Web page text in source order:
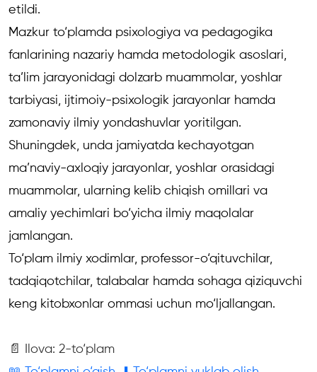
etildi.
Mazkur to‘plamda psixologiya va pedagogika
fanlarining nazariy hamda metodologik asoslari,
ta’lim jarayonidagi dolzarb muammolar, yoshlar
tarbiyasi, ijtimoiy-psixologik jarayonlar hamda
zamonaviy ilmiy yondashuvlar yoritilgan.
Shuningdek, unda jamiyatda kechayotgan
ma’naviy-axloqiy jarayonlar, yoshlar orasidagi
muammolar, ularning kelib chiqish omillari va
amaliy yechimlari bo‘yicha ilmiy maqolalar
jamlangan.
To‘plam ilmiy xodimlar, professor-o‘qituvchilar,
tadqiqotchilar, talabalar hamda sohaga qiziquvchi
keng kitobxonlar ommasi uchun mo‘ljallangan.
📄 Ilova: 2-to‘plam